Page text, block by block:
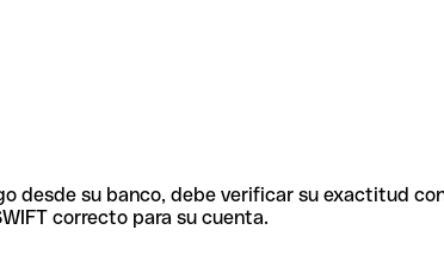
desde su banco, debe verificar su exactitud
correcto para su cuenta.